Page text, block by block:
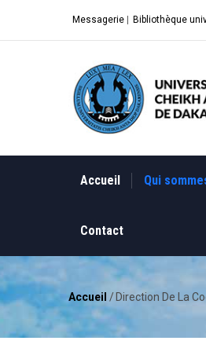
Messagerie Bibliothèque
NAVIGATION
Accueil Qui
Contact
Fil
d'Ariane
Accueil / Direction De La